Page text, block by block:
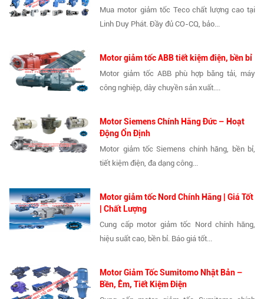
Mua motor giảm tốc Teco chất lượng cao tại
Linh Duy Phát. Đầy đủ CO-CQ, bảo...
Motor giảm tốc ABB tiết kiệm điện, bền bỉ
Motor giảm tốc ABB phù hợp băng tải, máy
công nghiệp, dây chuyền sản xuất....
Motor Siemens Chính Hãng Đức – Hoạt
Động Ổn Định
Motor giảm tốc Siemens chính hãng, bền bỉ,
tiết kiệm điện, đa dạng công...
Motor giảm tốc Nord Chính Hãng | Giá Tốt
| Chất Lượng
Cung cấp motor giảm tốc Nord chính hãng,
hiệu suất cao, bền bỉ. Báo giá tốt...
Motor Giảm Tốc Sumitomo Nhật Bản –
Bền, Êm, Tiết Kiệm Điện